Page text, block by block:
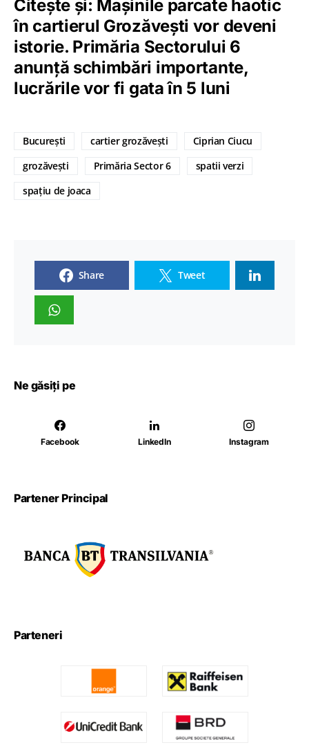
Citește și: Mașinile parcate haotic
în cartierul Grozăvești vor deveni
istorie. Primăria Sectorului 6
anunță schimbări importante,
lucrările vor fi gata în 5 luni
București cartier grozăvești
Ciprian Ciucu
grozăvești
Primăria Sector 6
spatii verzi
spațiu de joaca
Share Tweet
Ne găsiți pe
Facebook LinkedIn Instagram
Partener Principal
Parteneri